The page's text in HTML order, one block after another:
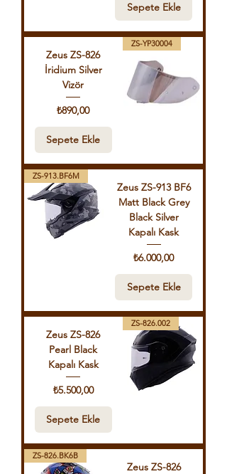
Sepete Ekle
ZS-YP30004
Zeus ZS-826
İridium Silver
Vizör
Fiyat
₺890,00
Sepete Ekle
ZS-913.BF6M
Zeus ZS-913 BF6
Matt Black Grey
Black Silver
Kapalı Kask
Fiyat
₺6.000,00
Sepete Ekle
ZS-826.002
Zeus ZS-826
Pearl Black
Kapalı Kask
Fiyat
₺5.500,00
Sepete Ekle
ZS-826.BK6B
Zeus ZS-826